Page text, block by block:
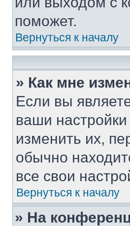
поможет.
Вернуться к началу
» Как мне
Если вы
ваши
изменить их,
обычно
все свои
Вернуться к началу
» На